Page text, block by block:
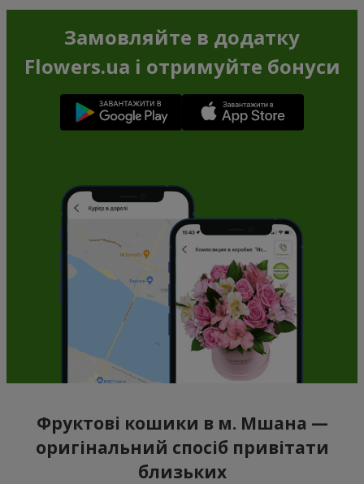
Замовляйте в додатку
Flowers.ua і отримуйте бонуси
Фруктові кошики в м. Мшана —
оригінальний спосіб привітати
близьких